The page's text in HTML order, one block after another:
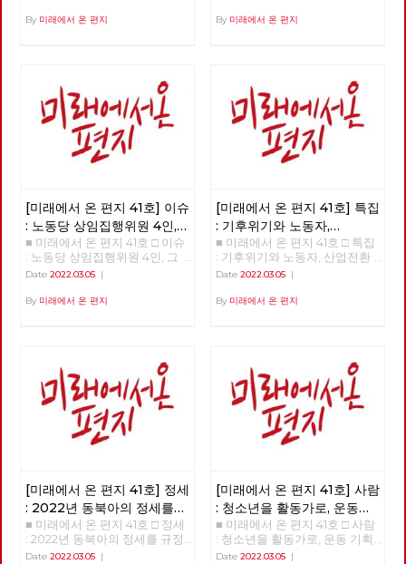
번 이백윤인가? □ 이슈 : 노동당
세를 규정하는 네 가지 요인 □
사람 : 청소년을 활동가로, 운동
기획자 고유미 □ 도서 : 그건 내
건데 - 기본소득, 모두가 차별없
이 찾아야 할 권리 □ 영화 : 이미
예정되어 있던 비극의 반복 - 나
By 미래에서 온 편지 By 미래에서 온 편지
[미래에서 온 편지 41호] 이슈
: 노동당 상임집행위원 4인,
그들은 누구인가?
■ 미래에서 온 편지 41호 □ 이슈
: 노동당 상임집행위원 4인, 그
들은 누구인가? >>>>>> 업로드
Date 2022.03.05 |
By 미래에서 온 편지
[미래에서 온 편지 41호] 특집
: 기후위기와 노동자,
산업전환을 넘어
체제전환으로
■ 미래에서 온 편지 41호 □ 특집
: 기후위기와 노동자, 산업전환
을 넘어 체제전환으로 >>>>>>
Date 2022.03.05|
By 미래에서 온 편지
[미래에서 온 편지 41호] 정세
: 2022년 동북아의 정세를
규정하는 네 가지 요인
■ 미래에서 온 편지 41호 □ 정세
: 2022년 동북아의 정세를 규정
하는 네 가지 요인 >>>>>> 업로
Date 2022.03.05 |
[미래에서 온 편지 41호] 사람
: 청소년을 활동가로, 운동
기획자 고유미
■ 미래에서 온 편지 41호 □ 사람
: 청소년을 활동가로, 운동 기획
자 고유미 >>>>>> 업로드 준비
Date 2022.03.05|